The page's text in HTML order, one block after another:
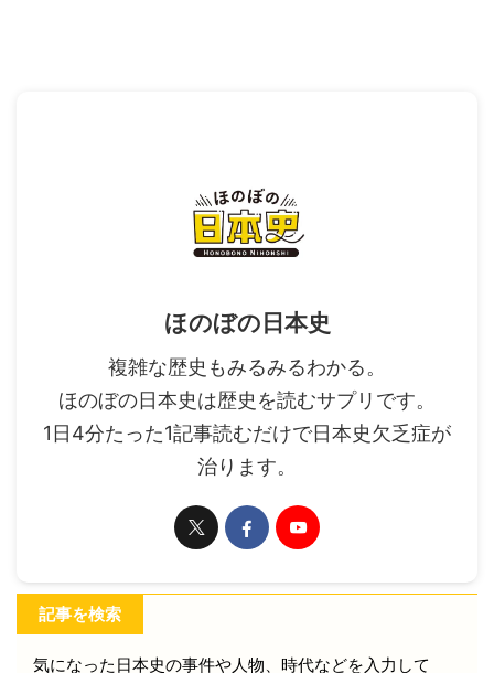
ほのぼの日本史
複雑な歴史もみるみるわかる。
ほのぼの日本史は歴史を読むサプリです。
1日4分たった1記事読むだけで日本史欠乏症が
治ります。
記事を検索
気になった日本史の事件や人物、時代などを入力して